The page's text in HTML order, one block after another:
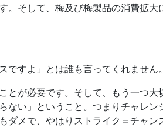
。そして、梅及び梅製品の消費拡大
すよ」とは誰も言ってくれません。
とが必要です。そして、もう一つ大
ない」ということ。つまりチャレン
メで、やはりストライク＝チャン